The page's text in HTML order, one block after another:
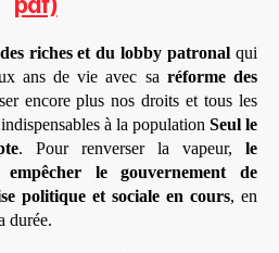
riches et du lobby patronal qui
ans de vie avec saréforme des
encore plus nos droits et tous les
à la population Seul le
. Pour renverser la vapeur, le
le gouvernement de
politique et sociale en cours, en
durée.